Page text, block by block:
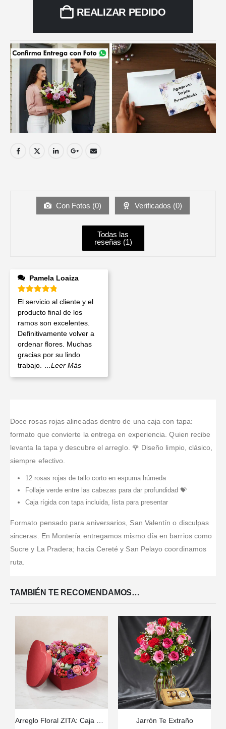
REALIZAR PEDIDO
Con Fotos (0) Verificados (0)
Todas las
reseñas (1)
Pamela Loaiza
Valorado en5de 5
El servicio al cliente y el
producto final de los
ramos son excelentes.
Definitivamente volver a
ordenar flores. Muchas
gracias por su lindo
trabajo. ...Leer Más
Doce rosas rojas alineadas dentro de una caja con tapa:
formato que convierte la entrega en experiencia. Quien recibe
levanta la tapa y descubre el arreglo. 🌹 Diseño limpio, clásico,
siempre efectivo.
12 rosas rojas de tallo corto en espuma húmeda
Follaje verde entre las cabezas para dar profundidad 💝
Caja rígida con tapa incluida, lista para presentar
Formato pensado para aniversarios, San Valentín o disculpas
sinceras. En Montería entregamos mismo día en barrios como
Sucre y La Pradera; hacia Cereté y San Pelayo coordinamos
ruta.
TAMBIÉN TE RECOMENDAMOS…
Arreglo Floral ZITA: Caja Corazón con Rosas y Flores Mixtas 💝 Jarrón Te Extraño